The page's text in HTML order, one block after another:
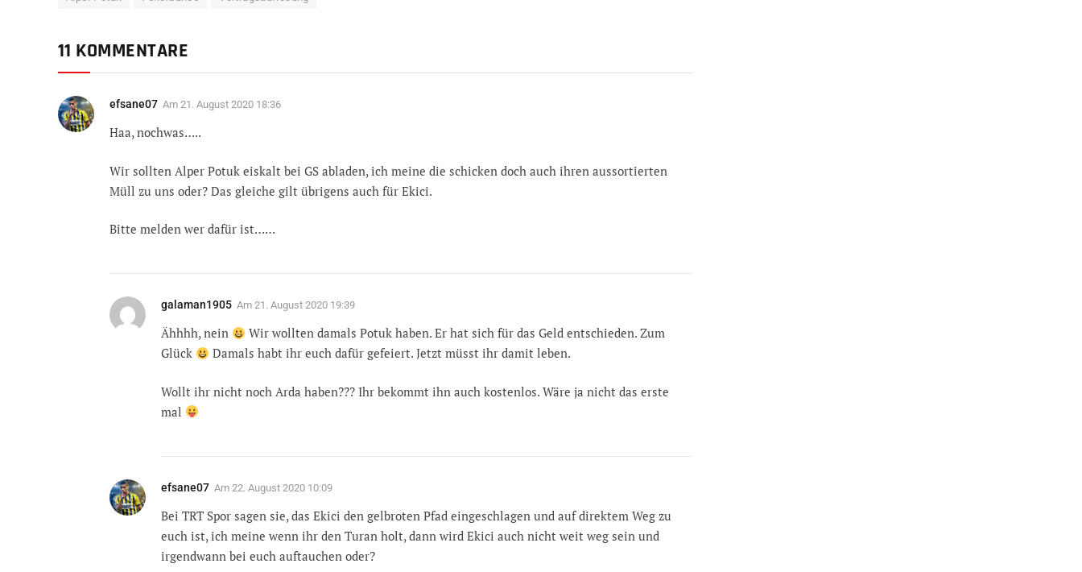
11 KOMMENTARE
efsane07 Am 21. August 2020 18:36
Haa, nochwas…..
Wir sollten Alper Potuk eiskalt bei GS abladen, ich meine die schicken doch auch ihren aussortierten
Müll zu uns oder? Das gleiche gilt übrigens auch für Ekici.
Bitte melden wer dafür ist……
galaman1905 Am 21. August 2020 19:39
Ähhhh, nein
Wir wollten damals Potuk haben. Er hat sich für das Geld entschieden. Zum
Glück
Damals habt ihr euch dafür gefeiert. Jetzt müsst ihr damit leben.
Wollt ihr nicht noch Arda haben??? Ihr bekommt ihn auch kostenlos. Wäre ja nicht das erste
mal
efsane07 Am 22. August 2020 10:09
Bei TRT Spor sagen sie, das Ekici den gelbroten Pfad eingeschlagen und auf direktem Weg zu
euch ist, ich meine wenn ihr den Turan holt, dann wird Ekici auch nicht weit weg sein und
irgendwann bei euch auftauchen oder?